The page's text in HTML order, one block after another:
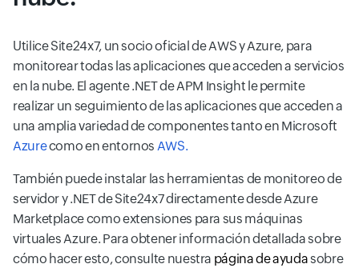
Utilice Site24x7, un socio oficial de AWS y Azure, para
monitorear todas las aplicaciones que acceden a servicios
en la nube. El agente .NET de APM Insight le permite
realizar un seguimiento de las aplicaciones que acceden a
una amplia variedad de componentes tanto en Microsoft
Azurecomo en entornos AWS.
También puede instalar las herramientas de monitoreo de
servidor y .NET de Site24x7 directamente desde Azure
Marketplace como extensiones para sus máquinas
virtuales Azure. Para obtener información detallada sobre
cómo hacer esto, consulte nuestra página de ayudasobre